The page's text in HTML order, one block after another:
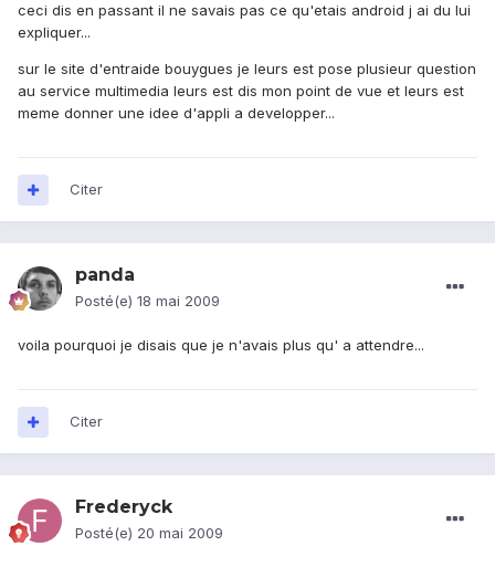
ceci dis en passant il ne savais pas ce qu'etais android j ai du lui
expliquer...
sur le site d'entraide bouygues je leurs est pose plusieur question
au service multimedia leurs est dis mon point de vue et leurs est
meme donner une idee d'appli a developper...
Citer
panda
Posté(e) 18 mai 2009
voila pourquoi je disais que je n'avais plus qu' a attendre...
Citer
Frederyck
Posté(e) 20 mai 2009